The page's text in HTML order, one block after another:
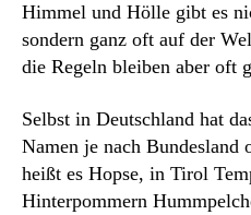
Himmel und Hölle gibt es
sondern ganz oft auf der
die Regeln bleiben aber oft
Selbst in Deutschland hat
Namen je nach Bundesland
heißt es Hopse, in Tirol
Hinterpommern